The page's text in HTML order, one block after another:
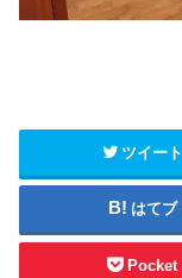
ツイート
はてブ
Pocket